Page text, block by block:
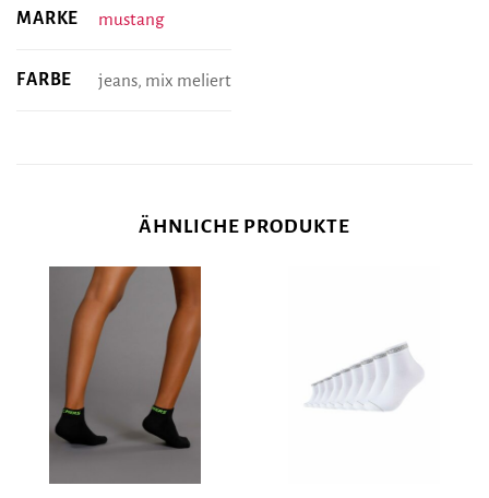
MARKE mustang
FARBE jeans, mix meliert
ÄHNLICHE PRODUKTE